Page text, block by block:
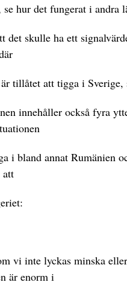
hur det fungerat i andra
det skulle ha ett
tillåtet att tigga i Sverige,
innehåller också fyra
i bland annat Rumänien
vi inte lyckas minska
är enorm i